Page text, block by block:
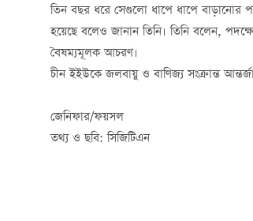
তিন বছর ধরে সেগুলো ধাপে ধাপে বাড়ানোর
হয়েছে বলেও জানান তিনি। তিনি বলেন,
বৈষম্যমূলক আচরণ।
চীন ইইউকে জলবায়ু ও বাণিজ্য সংক্রান্ত
জেনিফার/ফয়সল
তথ্য ও ছবি: সিজিটিএন